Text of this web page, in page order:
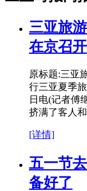
三亚旅
在京召开
原标题:三亚
行三亚夏季
日电(记者傅
挤满了客人和
[详情]
五一节
备好了